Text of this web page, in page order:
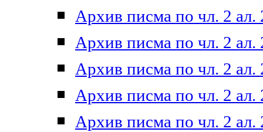
Архив писма по чл. 2 ал.
Архив писма по чл. 2 ал.
Архив писма по чл. 2 ал.
Архив писма по чл. 2 ал.
Архив писма по чл. 2 ал.